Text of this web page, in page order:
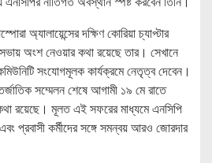
অ্যালায়েন্সের দক্ষিণ কোরিয়া চ্যাপ্টার
অংশ নেওয়ার কথা রয়েছে তার। সেখানে
সংযোগমূলক কার্যক্রমে নেতৃত্ব দেবেন।
সম্মেলন শেষে আগামী ১৯ মে রাতে
রয়েছে। মূলত এই সফরের মাধ্যমে এনসিপি
প্রবাসী কর্মীদের সঙ্গে সমন্বয় আরও জোরদার